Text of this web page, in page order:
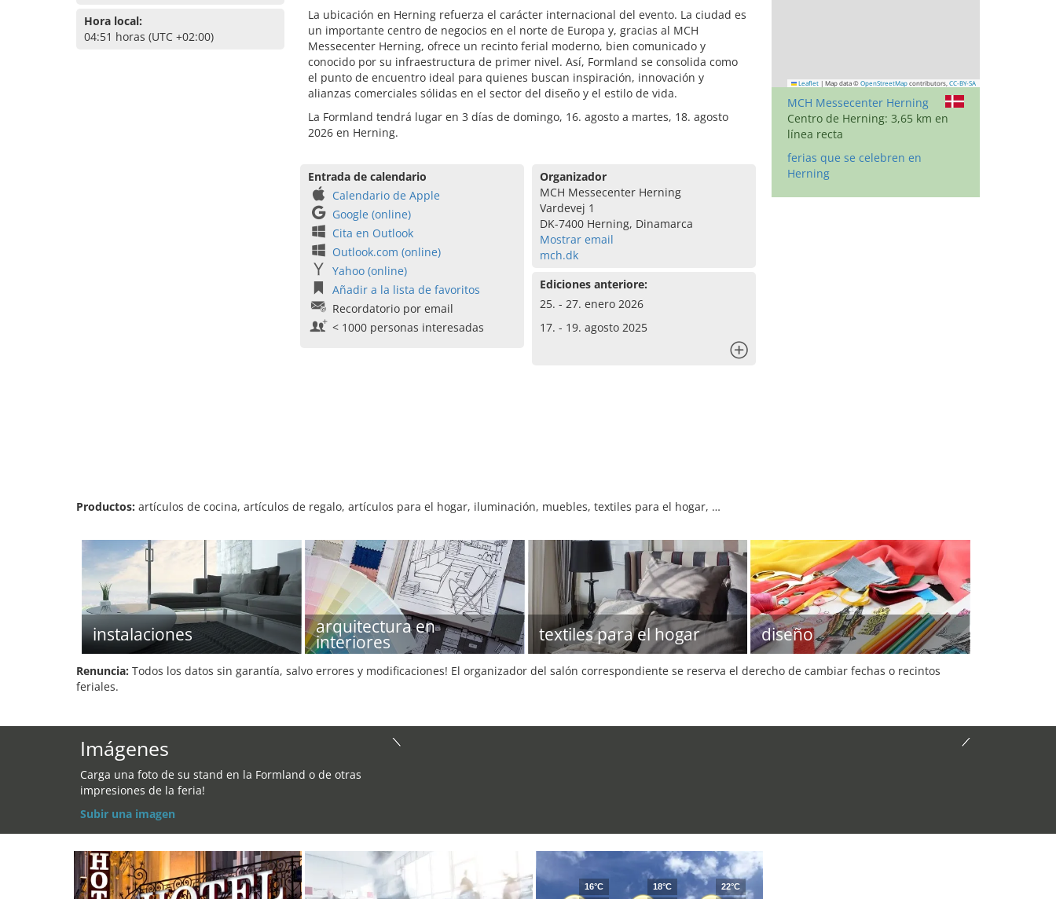
Hora local:
04:51 horas (UTC +02:00)
La ubicación en Herning refuerza el carácter internacional del evento. La ciudad es
un importante centro de negocios en el norte de Europa y, gracias al MCH
Messecenter Herning, ofrece un recinto ferial moderno, bien comunicado y
conocido por su infraestructura de primer nivel. Así, Formland se consolida como
el punto de encuentro ideal para quienes buscan inspiración, innovación y
alianzas comerciales sólidas en el sector del diseño y el estilo de vida.
La Formland tendrá lugar en 3 días de domingo, 16. agosto a martes, 18. agosto
2026 en Herning.
Entrada de calendario
Calendario de Apple
Google (online)
Cita en Outlook
Outlook.com (online)
Yahoo (online)
Añadir a la lista de favoritos
Recordatorio por email
< 1000 personas interesadas
Organizador
MCH Messecenter Herning
Vardevej 1
DK-7400 Herning, Dinamarca
Mostrar email
mch.dk
Ediciones anteriore:
25. - 27. enero 2026
17. - 19. agosto 2025
Leaflet | Map data © OpenStreetMap contributors, CC-BY-SA
MCH Messecenter Herning
Centro de Herning: 3,65 km en
línea recta
ferias que se celebren en
Herning
Productos: artículos de cocina, artículos de regalo, artículos para el hogar, iluminación, muebles, textiles para el hogar, …
instalaciones arquitectura en
interiores textiles para el hogar diseño
Renuncia: Todos los datos sin garantía, salvo errores y modificaciones! El organizador del salón correspondiente se reserva el derecho de cambiar fechas o recintos
feriales.
Imágenes
Carga una foto de su stand en la Formland o de otras
impresiones de la feria!
Subir una imagen
16°C
18°C
22°C